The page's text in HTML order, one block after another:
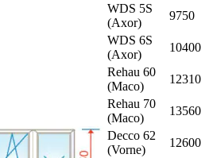
WDS 5S
(Axor)
9750
WDS 6S
(Axor)
10400
Rehau 60
(Maco)
12310
Rehau 70
(Maco)
13560
Decco 62
(Vorne)
12600